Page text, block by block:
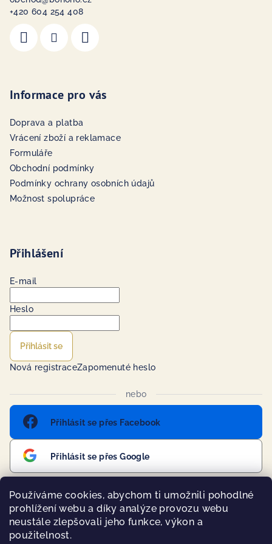
Používáme cookies, abychom ti umožnili pohodlné
prohlížení webu a díky analýze provozu webu
neustále zlepšovali jeho funkce, výkon a
použitelnost.
+420 604 254 408
Informace pro vás
Doprava a platba
Vrácení zboží a reklamace
Formuláře
Obchodní podmínky
Podmínky ochrany osobních údajů
Možnost spolupráce
Přihlášení
E-mail
Heslo
Přihlásit se
Nová registraceZapomenuté heslo
nebo
Přihlásit se přes Facebook
Přihlásit se přes Google
Přijímáme online platby